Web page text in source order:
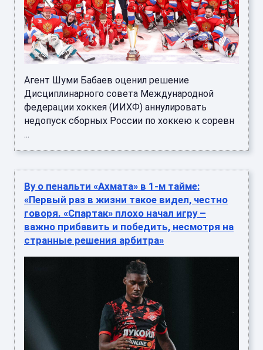
Агент Шуми Бабаев оценил решение
Дисциплинарного совета Международной
федерации хоккея (ИИХФ) аннулировать
недопуск сборных России по хоккею к соревн
...
Ву о пенальти «Ахмата» в 1-м тайме:
«Первый раз в жизни такое видел, честно
говоря. «Спартак» плохо начал игру –
важно прибавить и победить, несмотря на
странные решения арбитра»